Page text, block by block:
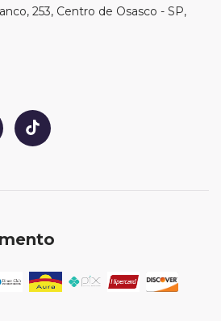
253, Centro de Osasco - SP,